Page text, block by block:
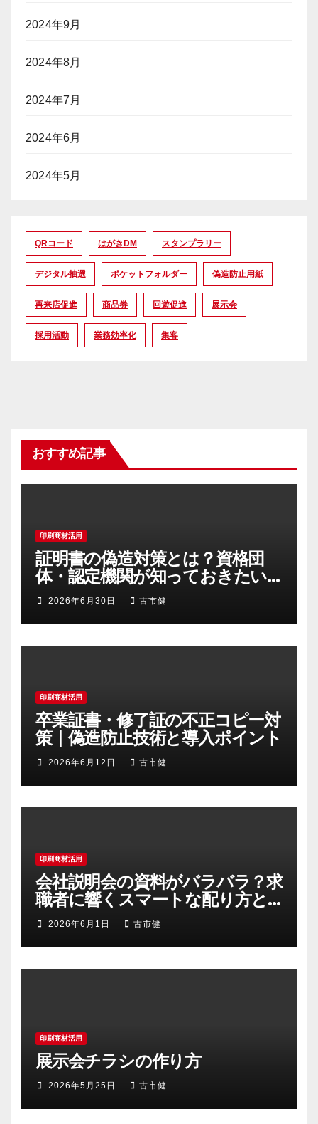
2024年9月
2024年8月
2024年7月
2024年6月
2024年5月
QRコード はがきDM スタンプラリー
デジタル抽選 ポケットフォルダー 偽造防止用紙
再来店促進 商品券 回遊促進 展示会
採用活動 業務効率化 集客
おすすめ記事
印刷商材活用
証明書の偽造対策とは？資格団
体・認定機関が知っておきたい
不正コピー防止策
2026年6月30日 古市健
印刷商材活用
卒業証書・修了証の不正コピー対
策｜偽造防止技術と導入ポイント
2026年6月12日 古市健
印刷商材活用
会社説明会の資料がバラバラ？求
職者に響くスマートな配り方と
まとめ方のコツ
2026年6月1日 古市健
印刷商材活用
展示会チラシの作り方
2026年5月25日 古市健